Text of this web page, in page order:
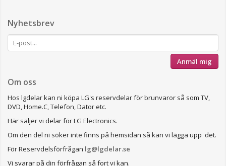
Nyhetsbrev
Anmäl mig
Om oss
Hos lgdelar kan ni köpa LG's reservdelar för brunvaror så som TV,
DVD, Home.C, Telefon, Dator etc.
Här säljer vi delar för LG Electronics.
Om den del ni söker inte finns på hemsidan så kan vi lägga upp det.
För Reservdelsförfrågan lg@lgdelar.se
Vi svarar på din förfrågan så fort vi kan.